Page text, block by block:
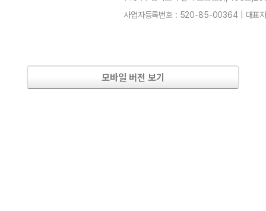
사업자등록번호 : 520-85-00364 | 대표
모바일 버전 보기